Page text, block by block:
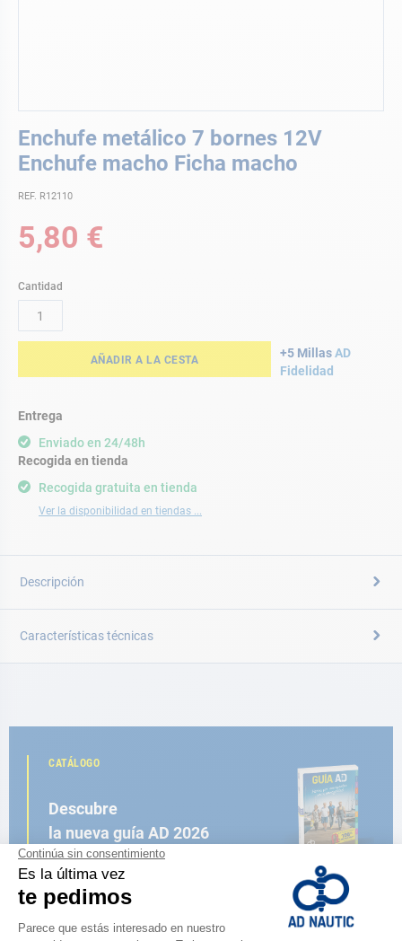
Enchufe metálico 7 bornes 12V
Enchufe macho Ficha macho
REF. R12110
5,80 €
Cantidad
AÑADIR A LA CESTA +5 MillasAD
Fidelidad
Entrega
Enviado en 24/48h
Recogida gratuita en tienda
Ver la disponibilidad en tiendas ...
Recogida en tienda
al
comienzo
de
la
de
imágenes
Descripción
Características técnicas
CATÁLOGO
Descubre
la nueva guía AD 2026
NAVEGAR POR EL CATÁLOGO